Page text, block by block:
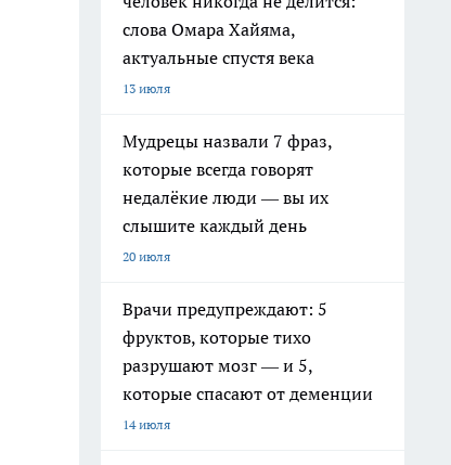
слова Омара Хайяма,
актуальные спустя века
13 июля
Мудрецы назвали 7 фраз,
которые всегда говорят
недалёкие люди — вы их
слышите каждый день
20 июля
Врачи предупреждают: 5
фруктов, которые тихо
разрушают мозг — и 5,
которые спасают от деменции
14 июля